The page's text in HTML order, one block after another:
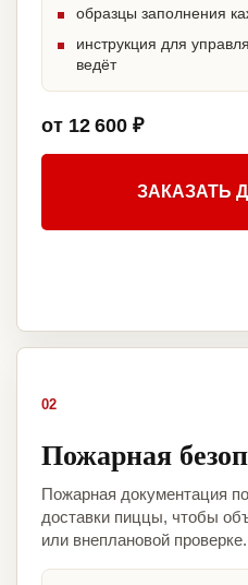
образцы заполнения
инструкция для
ведёт
от 12 600 ₽
ЗАКАЗАТЬ
02
Пожарная
Пожарная документация
доставки пиццы, чтобы
или внеплановой проверке.